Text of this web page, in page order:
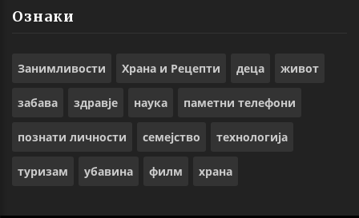
Ознаки
Занимливости Храна и Рецепти деца живот
забава здравје наука паметни телефони
познати личности семејство технологија
туризам убавина филм храна